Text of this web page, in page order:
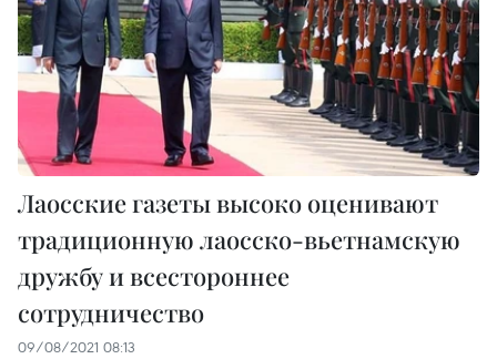
Лаосские газеты высоко оценивают
традиционную лаосско-вьетнамскую
дружбу и всестороннее
сотрудничество
09/08/2021 08:13